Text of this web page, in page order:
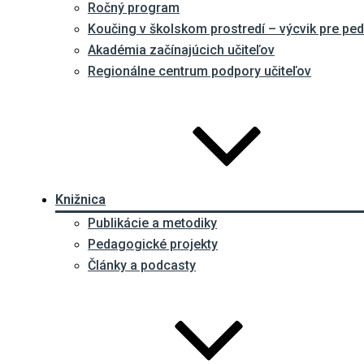
Ročný program
Koučing v školskom prostredí – výcvik pre
Akadémia začínajúcich učiteľov
Regionálne centrum podpory učiteľov
Knižnica
Publikácie a metodiky
Pedagogické projekty
Články a podcasty